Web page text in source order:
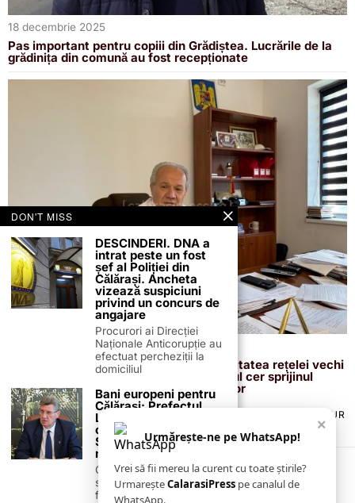
18 decembrie 2025
Pas important pentru copiii din Grădiștea. Lucrările de la
grădinița din comună au fost recepționate
16 noiembrie 2025
Apa rămâne ieftină la Grădiștea, dar calitatea rețelei vechi
ridică probleme. Primarul și viceprimarul cer sprijinul
localnicilor pentru gestionarea deșeurilor
TERMENI ȘI CONDIȚII
POLITICA DE ANULARE & RETUR
PUBLICITATE ONLINE & TIPĂRITĂ
CONTACT
ZIARUL ANUNȚUL CĂLĂRĂȘEAN
×
Urmărește-ne pe WhatsApp!
Vrei să fii mereu la curent cu toate știrile?
UrmareșteCalarasiPress pe canalul de
WhatsApp.
DON'T MISS
DESCINDERI. DNA a
intrat peste un fost
șef al Poliției din
Călărași. Ancheta
vizează suspiciuni
privind un concurs de
angajare
Procurori ai Direcției
Naționale Anticorupție au
efectuat percheziții la
domiciliul
Bani europeni pentru
Călărași: Prefectul
Laurențiu State anunță
colaborarea cu ADR
Sud-Muntenia pentru
noi finanțări
Călărașul se pregătește
să intre pe harta
finanțărilor europene, cu